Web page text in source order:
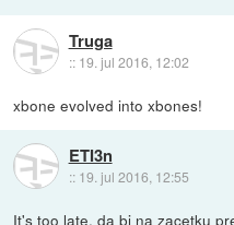
Truga
:: 19. jul 2016, 12:02
xbone evolved into xbones!
ETI3n
:: 19. jul 2016, 12:55
It's too late, da bi na zacetku